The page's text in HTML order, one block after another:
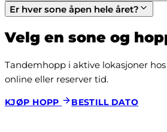
Er hver sone åpen hele året?
Velg en sone og
Tandemhopp i aktive lokasjoner
online eller reserver tid.
KJØP HOPP BESTILL DATO